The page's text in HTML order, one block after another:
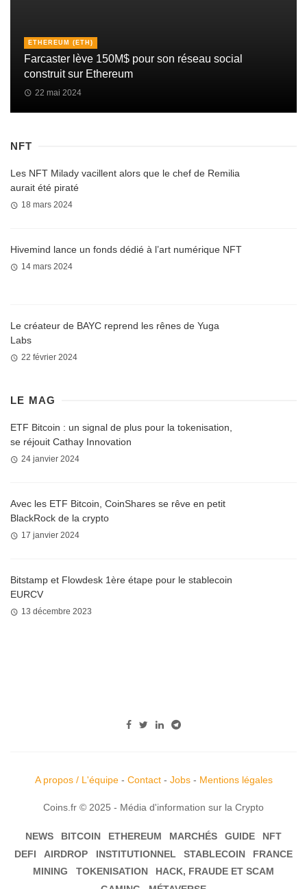
ETHEREUM (ETH)
Farcaster lève 150M$ pour son réseau social
construit sur Ethereum
22 mai 2024
NFT
Les NFT Milady vacillent alors que le chef de Remilia
aurait été piraté
18 mars 2024
Hivemind lance un fonds dédié à l’art numérique NFT
14 mars 2024
Le créateur de BAYC reprend les rênes de Yuga
Labs
22 février 2024
LE MAG
ETF Bitcoin : un signal de plus pour la tokenisation,
se réjouit Cathay Innovation
24 janvier 2024
Avec les ETF Bitcoin, CoinShares se rêve en petit
BlackRock de la crypto
17 janvier 2024
Bitstamp et Flowdesk 1ère étape pour le stablecoin
EURCV
13 décembre 2023
A propos / L'équipe- Contact- Jobs- Mentions légales
Coins.fr © 2025 - Média d'information sur la Crypto
NEWS BITCOIN ETHEREUM MARCHÉS GUIDE
NFT
DEFI
AIRDROP INSTITUTIONNEL STABLECOIN
FRANCE
MINING
TOKENISATION
HACK, FRAUDE ET SCAM